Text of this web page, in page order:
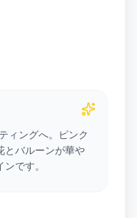
ィングへ。ピンク
とバルーンが華や
です。